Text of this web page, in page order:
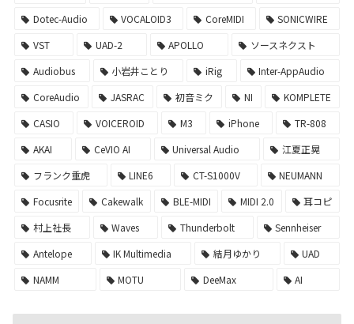
Dotec-Audio
VOCALOID3 CoreMIDI
SONICWIRE
VST
UAD-2 APOLLO
ソースネクスト
Audiobus
小岩井ことり iRig
Inter-AppAudio
CoreAudio
JASRAC 初音ミク NI
KOMPLETE
CASIO
VOICEROID M3 iPhone
TR-808
AKAI
CeVIO AI Universal Audio
江夏正晃
フランク重虎
LINE6 CT-S1000V
NEUMANN
Focusrite
Cakewalk BLE-MIDI MIDI 2.0
耳コピ
村上社長
Waves Thunderbolt
Sennheiser
Antelope
IK Multimedia 結月ゆかり
UAD
NAMM
MOTU DeeMax AI